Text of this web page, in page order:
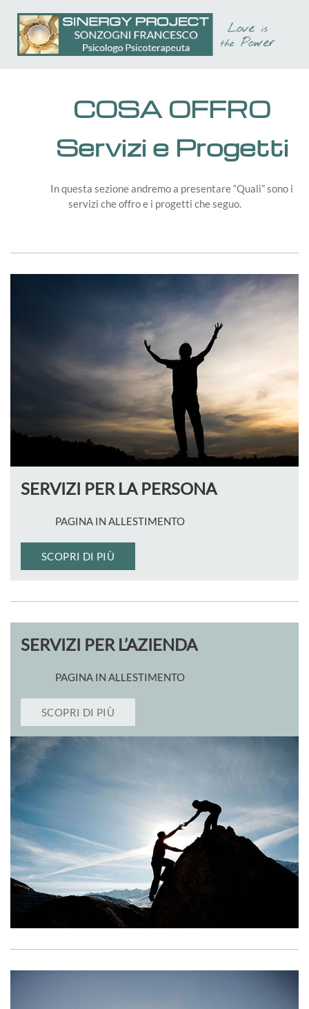
Passa
al
contenuto
COSA OFFRO
Servizi e Progetti
In questa sezione andremo a presentare “Quali” sono i
servizi che offro e i progetti che seguo.
SERVIZI PER LA PERSONA
PAGINA IN ALLESTIMENTO
SCOPRI DI PIÙ
SERVIZI PER L’AZIENDA
PAGINA IN ALLESTIMENTO
SCOPRI DI PIÙ